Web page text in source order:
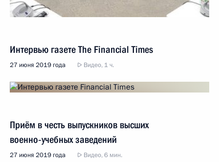
Интервью газете The Financial Times
27 июня 2019 года Видео, 1 ч.
Приём в честь выпускников высших
военно‑учебных заведений
27 июня 2019 года Видео, 6 мин.